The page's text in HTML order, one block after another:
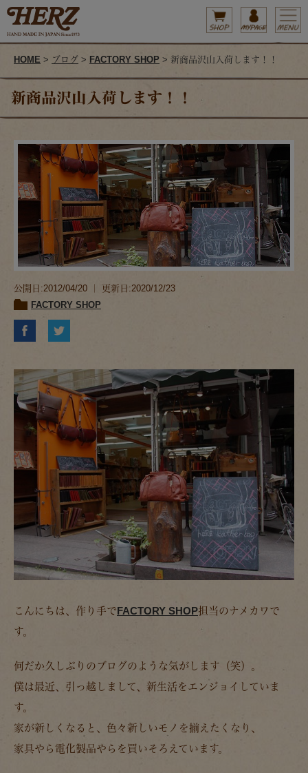
HOME > ブログ > FACTORY SHOP > 新商品沢山入荷します！！
新商品沢山入荷します！！
公開日:2012/04/20 ｜ 更新日:2020/12/23
FACTORY SHOP
こんにちは、作り手でFACTORY SHOP担当のナメカワで
す。
何だか久しぶりのブログのような気がします（笑）。
僕は最近、引っ越しまして、新生活をエンジョイしていま
す。
家が新しくなると、色々新しいモノを揃えたくなり、
家具やら電化製品やらを買いそろえています。